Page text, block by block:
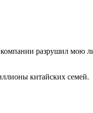
компании разрушил мою
китайских семей.